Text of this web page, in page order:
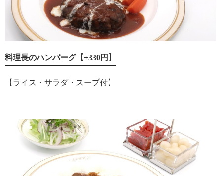
料理長のハンバーグ【+330円】
【ライス・サラダ・スープ付】